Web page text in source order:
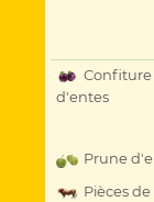
d'entes
Prune
Pièces